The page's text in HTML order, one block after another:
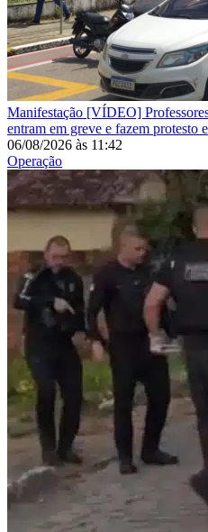
Manifestação [VÍDEO]
entram em greve e fazem protesto
06/08/2026 às 11:42
Operação